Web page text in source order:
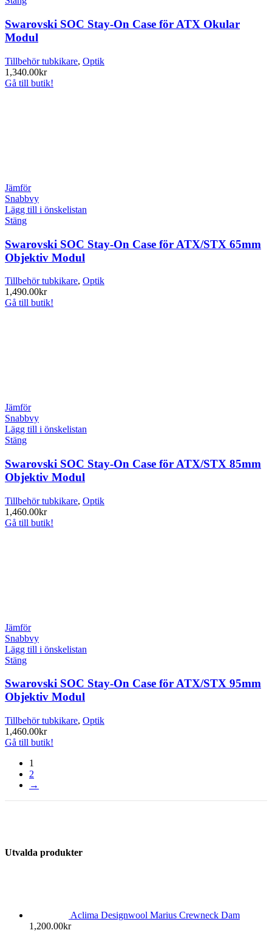
Swarovski SOC Stay-On Case för ATX Okular
Modul
Tillbehör tubkikare, Optik
1,340.00kr
Gå till butik!
Jämför
Snabbvy
Lägg till i önskelistan
Stäng
Swarovski SOC Stay-On Case för ATX/STX 65mm
Objektiv Modul
Tillbehör tubkikare, Optik
1,490.00kr
Gå till butik!
Jämför
Snabbvy
Lägg till i önskelistan
Stäng
Swarovski SOC Stay-On Case för ATX/STX 85mm
Objektiv Modul
Tillbehör tubkikare, Optik
1,460.00kr
Gå till butik!
Jämför
Snabbvy
Lägg till i önskelistan
Stäng
Swarovski SOC Stay-On Case för ATX/STX 95mm
Objektiv Modul
Tillbehör tubkikare, Optik
1,460.00kr
Gå till butik!
1
2
→
Utvalda produkter
Aclima Designwool Marius Crewneck Dam
1,200.00kr